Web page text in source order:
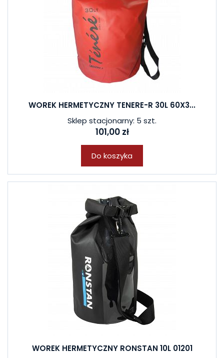
WOREK HERMETYCZNY TENERE-R 30L 60X3...
Sklep stacjonarny: 5 szt.
101,00 zł
Do koszyka
WOREK HERMETYCZNY RONSTAN 10L 01201